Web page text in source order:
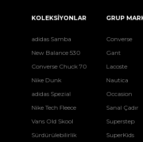
KOLEKSİYONLAR
adidas Samba
New Balance 530
Converse Chuck 70
Nike Dunk
adidas Spezial
Nike Tech Fleece
Vans Old Skool
Sürdürülebilirlik
GRUP
Converse
Gant
Lacoste
Nautica
Occasion
Sanal Çadır
Superstep
SuperKids